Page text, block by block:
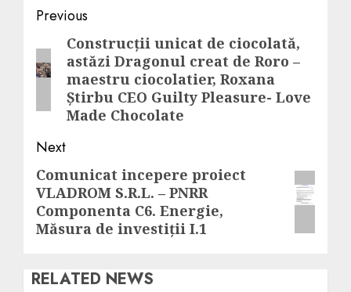
Post
navigation
Previous
Previous
post:
Construcții unicat de ciocolată,
astăzi Dragonul creat de Roro –
maestru ciocolatier, Roxana
Știrbu CEO Guilty Pleasure- Love
Made Chocolate
Next
Next
post:
Comunicat incepere proiect
VLADROM S.R.L. – PNRR
Componenta C6. Energie,
Măsura de investiții I.1
RELATED NEWS